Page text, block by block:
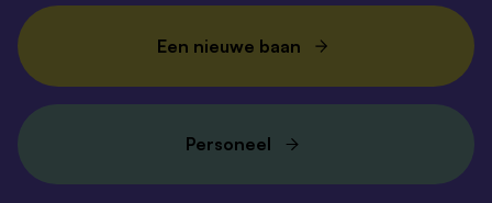
Een nieuwe baan
Personeel